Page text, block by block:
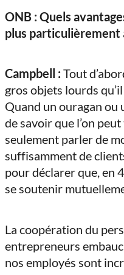
ONB : Quels
plus particulièrement
Campbell : Tout
gros objets lourds
Quand un ouragan ou
de savoir que l’on
seulement parler de
suffisamment de
pour déclarer que, en
se soutenir
La coopération du
entrepreneurs
nos employés sont